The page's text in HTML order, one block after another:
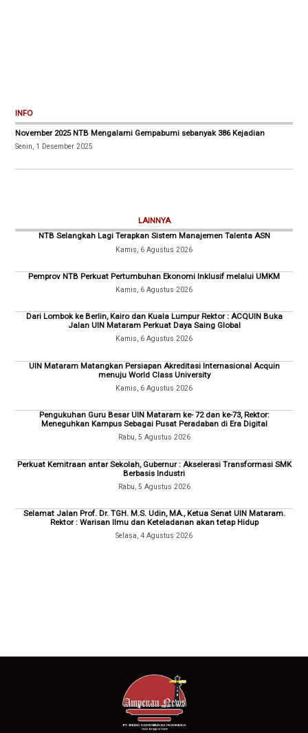
INFO
November 2025 NTB Mengalami Gempabumi sebanyak 386 Kejadian
Senin, 1 Desember 2025
LAINNYA
NTB Selangkah Lagi Terapkan Sistem Manajemen Talenta ASN
Kamis, 6 Agustus 2026
Pemprov NTB Perkuat Pertumbuhan Ekonomi Inklusif melalui UMKM
Kamis, 6 Agustus 2026
Dari Lombok ke Berlin, Kairo dan Kuala Lumpur Rektor : ACQUIN Buka
Jalan UIN Mataram Perkuat Daya Saing Global
Kamis, 6 Agustus 2026
UIN Mataram Matangkan Persiapan Akreditasi Internasional Acquin
menuju World Class University
Kamis, 6 Agustus 2026
Pengukuhan Guru Besar UIN Mataram ke- 72 dan ke-73, Rektor:
Meneguhkan Kampus Sebagai Pusat Peradaban di Era Digital
Rabu, 5 Agustus 2026
Perkuat Kemitraan antar Sekolah, Gubernur : Akselerasi Transformasi SMK
Berbasis Industri
Rabu, 5 Agustus 2026
Selamat Jalan Prof. Dr. TGH. M.S. Udin, MA., Ketua Senat UIN Mataram.
Rektor : Warisan Ilmu dan Keteladanan akan tetap Hidup
Selasa, 4 Agustus 2026